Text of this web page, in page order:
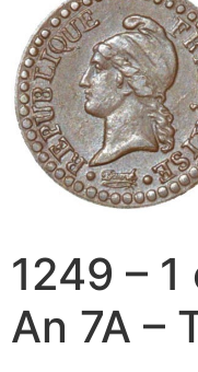
1249 –
An 7A –